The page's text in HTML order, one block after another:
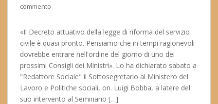
commento
«Il Decreto attuativo della legge di riforma del servizio
civile è quasi pronto. Pensiamo che in tempi ragionevoli
dovrebbe entrare nell'ordine del giorno di uno dei
prossimi Consigli dei Ministri». Lo ha dichiarato sabato a
"Redattore Sociale" il Sottosegretario al Ministero del
Lavoro e Politiche sociali, on. Luigi Bobba, a latere del
suo intervento al Seminario […]